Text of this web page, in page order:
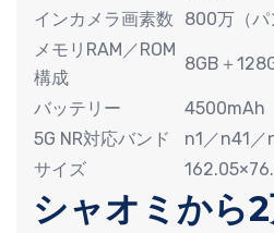
インカメラ画素数
800万（パ
メモリRAM／ROM
構成
8GB＋
バッテリー
4500mAh
5G NR対応バンド
n1／n41／
サイズ
シャオミから